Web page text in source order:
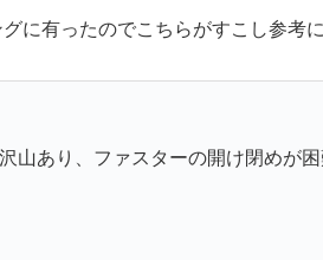
に有ったのでこちらがすこし参考に
山あり、ファスターの開け閉めが